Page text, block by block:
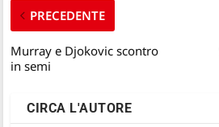
PRECEDENTE
Murray e Djokovic scontro
in semi
CIRCA L'AUTORE